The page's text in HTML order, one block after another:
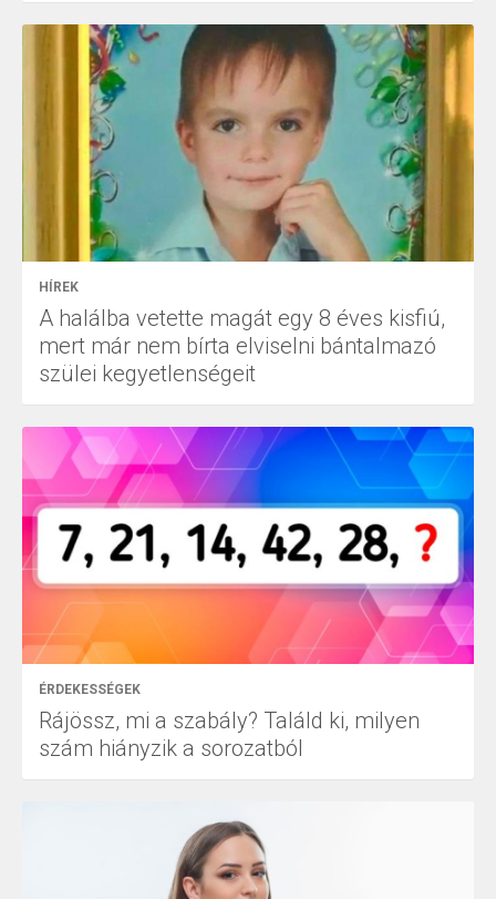
HÍREK
A halálba vetette magát egy 8 éves kisfiú,
mert már nem bírta elviselni bántalmazó
szülei kegyetlenségeit
ÉRDEKESSÉGEK
Rájössz, mi a szabály? Találd ki, milyen
szám hiányzik a sorozatból